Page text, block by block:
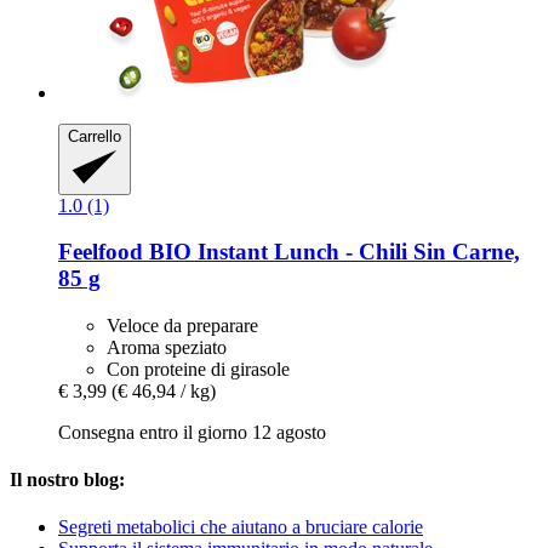
Carrello
1.0 (1)
Feelfood BIO Instant Lunch -​ Chili Sin Carne,
85 g
Veloce da preparare
Aroma speziato
Con proteine di girasole
€ 3,99 (€ 46,94 / kg)
Consegna entro il giorno 12 agosto
Il nostro blog:
Segreti metabolici che aiutano a bruciare calorie